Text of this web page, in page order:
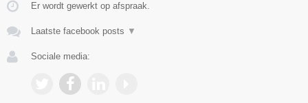
Er wordt gewerkt op afspraak.
Laatste facebook posts ▼
Sociale media: